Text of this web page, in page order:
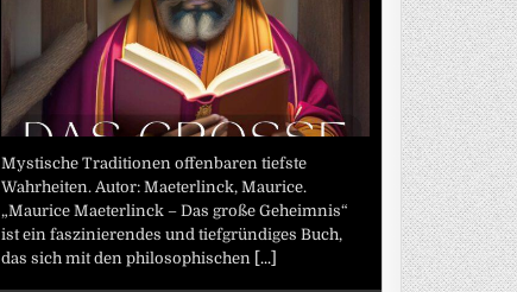
Mystische Traditionen offenbaren tiefste
Wahrheiten. Autor: Maeterlinck, Maurice.
„Maurice Maeterlinck – Das große Geheimnis“
ist ein faszinierendes und tiefgründiges Buch,
das sich mit den philosophischen [...]